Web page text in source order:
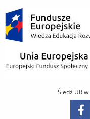
Śledź UR